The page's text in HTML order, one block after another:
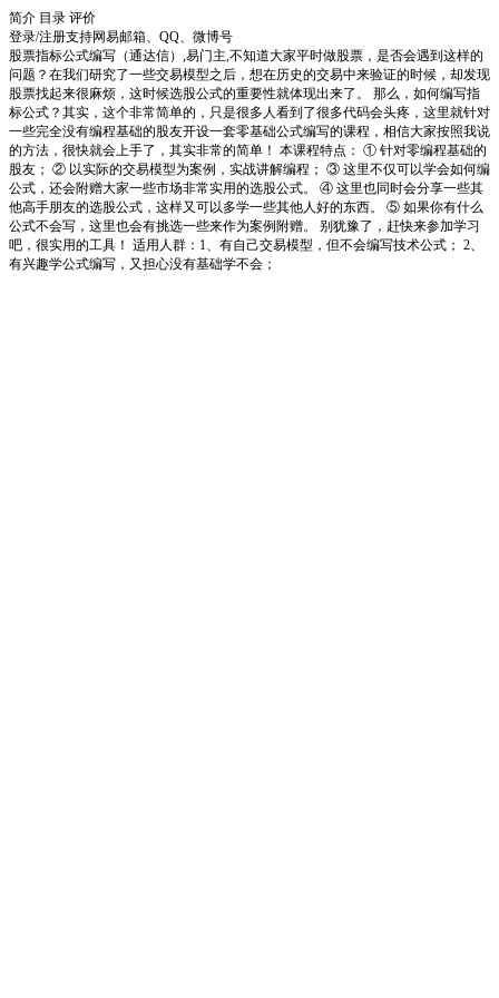
简介 目录 评价
登录/注册支持网易邮箱、QQ、微博号
股票指标公式编写（通达信）,易门主,不知道大家平时做股票，是否会遇到这样的
问题？在我们研究了一些交易模型之后，想在历史的交易中来验证的时候，却发现
股票找起来很麻烦，这时候选股公式的重要性就体现出来了。 那么，如何编写指
标公式？其实，这个非常简单的，只是很多人看到了很多代码会头疼，这里就针对
一些完全没有编程基础的股友开设一套零基础公式编写的课程，相信大家按照我说
的方法，很快就会上手了，其实非常的简单！ 本课程特点： ① 针对零编程基础的
股友； ② 以实际的交易模型为案例，实战讲解编程； ③ 这里不仅可以学会如何编
公式，还会附赠大家一些市场非常实用的选股公式。 ④ 这里也同时会分享一些其
他高手朋友的选股公式，这样又可以多学一些其他人好的东西。 ⑤ 如果你有什么
公式不会写，这里也会有挑选一些来作为案例附赠。 别犹豫了，赶快来参加学习
吧，很实用的工具！ 适用人群：1、有自己交易模型，但不会编写技术公式； 2、
有兴趣学公式编写，又担心没有基础学不会；